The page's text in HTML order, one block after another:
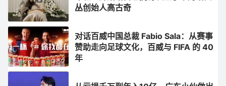
丛创始人高古奇
对话百威中国总裁 Fabio Sala：从赛事
赞助走向足球文化，百威与 FIFA 的 40
年